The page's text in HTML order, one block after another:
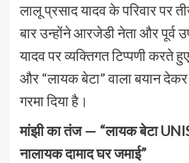
लालू प्रसाद यादव के परिवार पर
बार उन्होंने आरजेडी नेता और पूर्व
यादव पर व्यक्तिगत टिप्पणी करते
और “लायक बेटा” वाला बयान देकर
गरमा दिया है।
मांझी का तंज — “लायक बेटा
नालायक दामाद घर जमाई”